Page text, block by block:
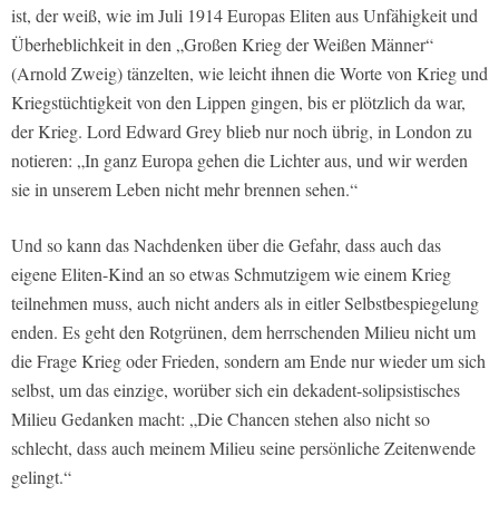
ist, der weiß, wie im Juli 1914 Europas Eliten aus Unfähigkeit und
Überheblichkeit in den „Großen Krieg der Weißen Männer“
(Arnold Zweig) tänzelten, wie leicht ihnen die Worte von Krieg und
Kriegstüchtigkeit von den Lippen gingen, bis er plötzlich da war,
der Krieg. Lord Edward Grey blieb nur noch übrig, in London zu
notieren: „In ganz Europa gehen die Lichter aus, und wir werden
sie in unserem Leben nicht mehr brennen sehen.“
Und so kann das Nachdenken über die Gefahr, dass auch das
eigene Eliten-Kind an so etwas Schmutzigem wie einem Krieg
teilnehmen muss, auch nicht anders als in eitler Selbstbespiegelung
enden. Es geht den Rotgrünen, dem herrschenden Milieu nicht um
die Frage Krieg oder Frieden, sondern am Ende nur wieder um sich
selbst, um das einzige, worüber sich ein dekadent-solipsistisches
Milieu Gedanken macht: „Die Chancen stehen also nicht so
schlecht, dass auch meinem Milieu seine persönliche Zeitenwende
gelingt.“